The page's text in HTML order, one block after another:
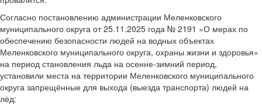
Согласно постановлению администрации Меленковского
муниципального округа от 25.11.2025 года № 2191 «О мерах по
обеспечению безопасности людей на водных объектах
Меленковского муниципального округа, охраны жизни и здоровья»
на период становления льда на осенне-зимний период,
установили места на территории Меленковского муниципального
округа запрещённые для выхода (выезда транспорта) людей на
лёд: